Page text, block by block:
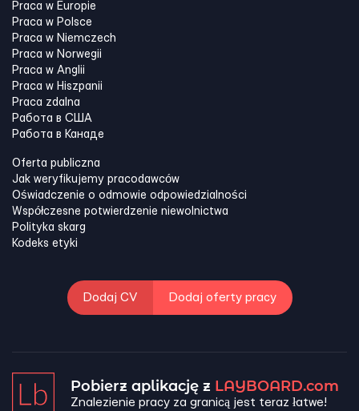
Praca w Europie
Praca w Polsce
Praca w Niemczech
Praca w Norwegii
Praca w Anglii
Praca w Hiszpanii
Praca zdalna
Работа в США
Работа в Канадe
Oferta publiczna
Jak weryfikujemy pracodawców
Oświadczenie o odmowie odpowiedzialności
Współczesne potwierdzenie niewolnictwa
Polityka skarg
Kodeks etyki
Dodaj CV Dodaj oferty pracy
Pobierz aplikację z LAYBOARD.com
Znalezienie pracy za granicą jest teraz łatwe!